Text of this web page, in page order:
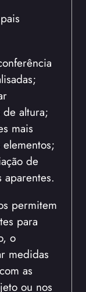
altura;
mais
de
permitem
para
o
medidas
as
ou nos